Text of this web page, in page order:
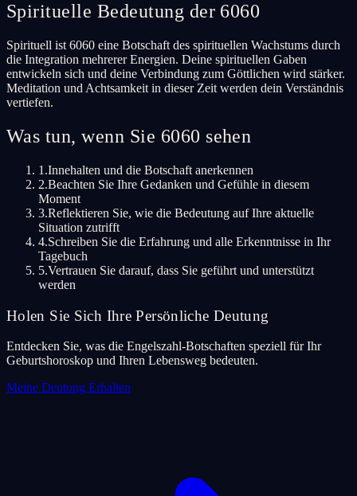
Spirituelle Bedeutung der 6060
Spirituell ist 6060 eine Botschaft des spirituellen Wachstums durch
die Integration mehrerer Energien. Deine spirituellen Gaben
entwickeln sich und deine Verbindung zum Göttlichen wird stärker.
Meditation und Achtsamkeit in dieser Zeit werden dein Verständnis
vertiefen.
Was tun, wenn Sie 6060 sehen
1.Innehalten und die Botschaft anerkennen
2.Beachten Sie Ihre Gedanken und Gefühle in diesem
Moment
3.Reflektieren Sie, wie die Bedeutung auf Ihre aktuelle
Situation zutrifft
4.Schreiben Sie die Erfahrung und alle Erkenntnisse in Ihr
Tagebuch
5.Vertrauen Sie darauf, dass Sie geführt und unterstützt
werden
Holen Sie Sich Ihre Persönliche Deutung
Entdecken Sie, was die Engelszahl-Botschaften speziell für Ihr
Geburtshoroskop und Ihren Lebensweg bedeuten.
Meine Deutung Erhalten